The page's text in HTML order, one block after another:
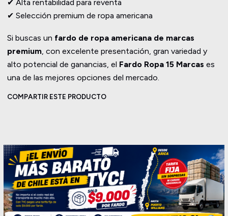
✔ Alta rentabilidad para reventa
✔ Selección premium de ropa americana
Si buscas un fardo de ropa americana de marcas
premium, con excelente presentación, gran variedad y
alto potencial de ganancias, el Fardo Ropa 15 Marcas es
una de las mejores opciones del mercado.
COMPARTIR ESTE PRODUCTO